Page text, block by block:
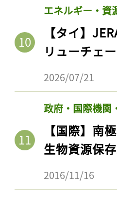
エネルギー・資
【タイ】
リューチェ
2026/07/21
政府・国際機関
【国際】南
生物資源保
2016/11/16
記事